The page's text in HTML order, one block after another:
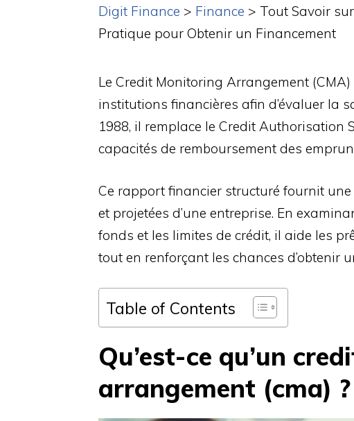
Digit Finance > Finance > Tout Savoir
Pratique pour Obtenir un Financement
Le Credit Monitoring Arrangement
institutions financières afin d’évaluer la
1988, il remplace le Credit Authorisation
capacités de remboursement des
Ce rapport financier structuré fournit une
et projetées d’une entreprise. En
fonds et les limites de crédit, il aide les
tout en renforçant les chances d’obtenir
Table of Contents
Qu’est-ce qu’un
arrangement (cma) ?